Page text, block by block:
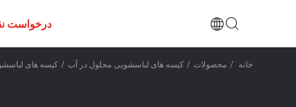
درخواست
خانه / محصولات / کیسه های لباسشویی محلول در آب / کیسه های لباسشویی محلول در آب 36